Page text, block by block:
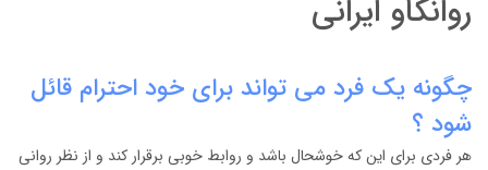
روانکاو ایرانی
چگونه یک فرد می تواند برای خود احترام قائل
شود ؟
هر فردی برای این که خوشحال باشد و روابط خوبی برقرار کند و از نظر روانی